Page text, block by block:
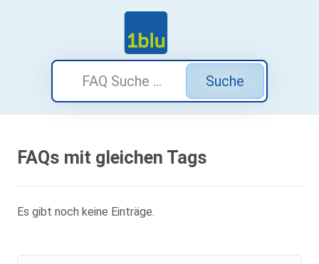
Suche
FAQs mit gleichen Tags
Es gibt noch keine Einträge.